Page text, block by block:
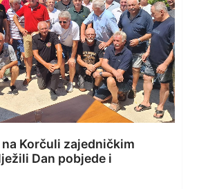
Korčuli zajedničkim
Dan pobjede i